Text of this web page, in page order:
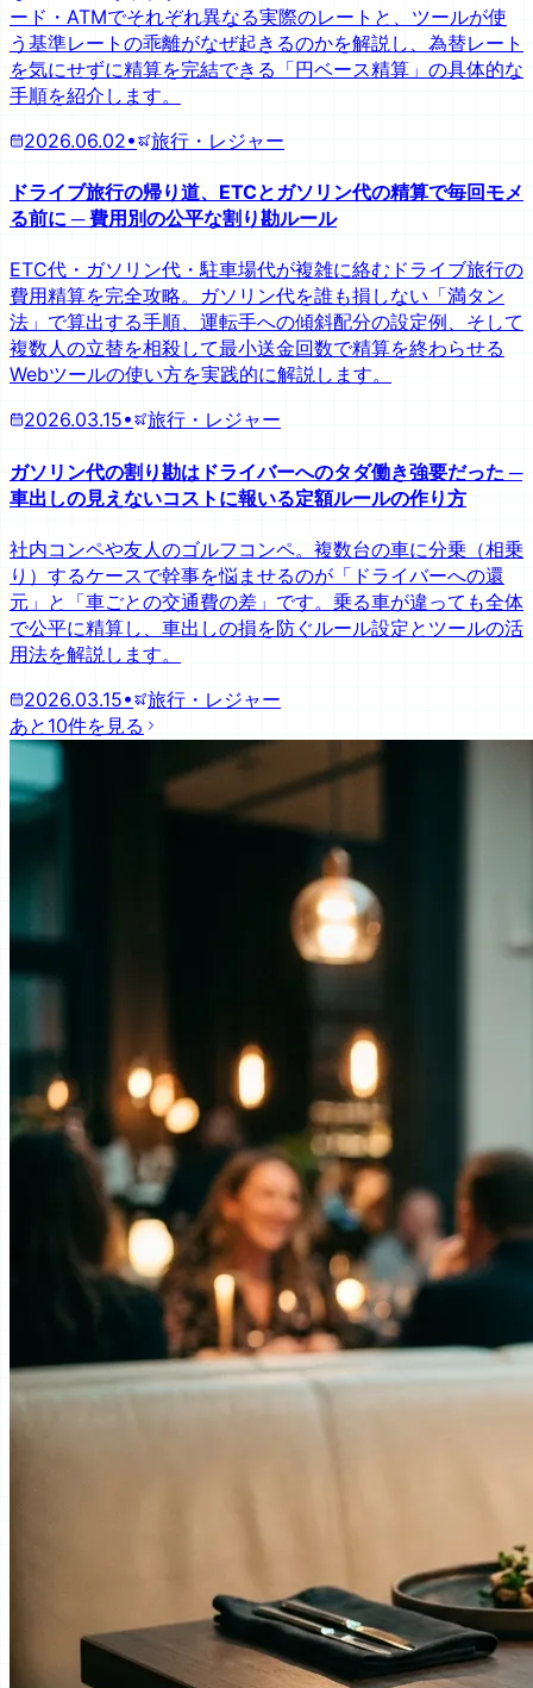
ード・ATMでそれぞれ異なる実際のレートと、ツールが使
う基準レートの乖離がなぜ起きるのかを解説し、為替レート
を気にせずに精算を完結できる「円ベース精算」の具体的な
手順を紹介します。
2026.06.02• 旅行・レジャー
ドライブ旅行の帰り道、ETCとガソリン代の精算で毎回モメ
る前に ─ 費用別の公平な割り勘ルール
ETC代・ガソリン代・駐車場代が複雑に絡むドライブ旅行の
費用精算を完全攻略。ガソリン代を誰も損しない「満タン
法」で算出する手順、運転手への傾斜配分の設定例、そして
複数人の立替を相殺して最小送金回数で精算を終わらせる
Webツールの使い方を実践的に解説します。
2026.03.15• 旅行・レジャー
ガソリン代の割り勘はドライバーへのタダ働き強要だった ─
車出しの見えないコストに報いる定額ルールの作り方
社内コンペや友人のゴルフコンペ。複数台の車に分乗（相乗
り）するケースで幹事を悩ませるのが「ドライバーへの還
元」と「車ごとの交通費の差」です。乗る車が違っても全体
で公平に精算し、車出しの損を防ぐルール設定とツールの活
用法を解説します。
2026.03.15•
旅行・レジャー
あと10件を見る